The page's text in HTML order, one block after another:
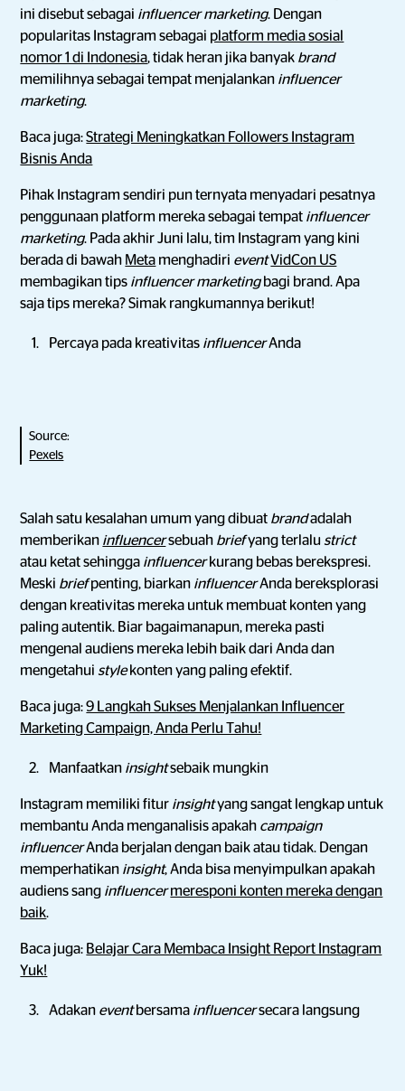
ini disebut sebagai influencer marketing. Dengan
popularitas Instagram sebagai platform media sosial
nomor 1 di Indonesia, tidak heran jika banyak brand
memilihnya sebagai tempat menjalankan influencer
marketing.
Baca juga:Strategi Meningkatkan Followers Instagram
Bisnis Anda
Pihak Instagram sendiri pun ternyata menyadari pesatnya
penggunaan platform mereka sebagai tempat influencer
marketing. Pada akhir Juni lalu, tim Instagram yang kini
berada di bawah Meta menghadiri eventVidCon US
membagikan tips influencer marketing bagi brand. Apa
saja tips mereka? Simak rangkumannya berikut!
Percaya pada kreativitas influencerAnda
Source:
Pexels
Salah satu kesalahan umum yang dibuat brandadalah
memberikan influencersebuah briefyang terlalu strict
atau ketat sehingga influencerkurang bebas berekspresi.
Meski briefpenting, biarkan influencerAnda bereksplorasi
dengan kreativitas mereka untuk membuat konten yang
paling autentik. Biar bagaimanapun, mereka pasti
mengenal audiens mereka lebih baik dari Anda dan
mengetahui stylekonten yang paling efektif.
Baca juga:9 Langkah Sukses Menjalankan Influencer
Marketing Campaign, Anda Perlu Tahu!
Manfaatkan insightsebaik mungkin
Instagram memiliki fitur insightyang sangat lengkap untuk
membantu Anda menganalisis apakah campaign
influencerAnda berjalan dengan baik atau tidak. Dengan
memperhatikan insight, Anda bisa menyimpulkan apakah
audiens sang influencermeresponi konten mereka dengan
baik.
Baca juga: Belajar Cara Membaca Insight Report Instagram
Yuk!
Adakan eventbersama influencersecara langsung